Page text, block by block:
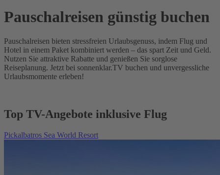
Pauschalreisen günstig buchen
Pauschalreisen bieten stressfreien Urlaubsgenuss, indem Flug und
Hotel in einem Paket kombiniert werden – das spart Zeit und Geld.
Nutzen Sie attraktive Rabatte und genießen Sie sorglose
Reiseplanung. Jetzt bei sonnenklar.TV buchen und unvergessliche
Urlaubsmomente erleben!
Top TV-Angebote inklusive Flug
Pickalbatros Sea World Resort